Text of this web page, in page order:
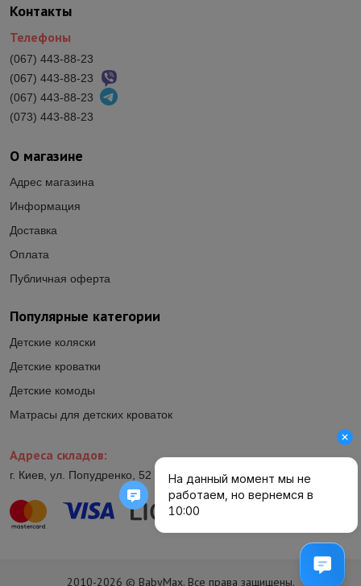
Популярные категории
Детские коляски
Детские кроватки
Детские комоды
Матрасы для детских кроваток
О магазине
Адрес магазина
Информация
Доставка
Оплата
Публичная оферта
Контакты
Телефоны
(067) 443-88-23
(067) 443-88-23
(067) 443-88-23
(073) 443-88-23
Адреса складов:
г. Киев, ул. Попудренко, 52 (ул.Гетьмана Павла Полуботка, 52)
2010-2026 © BabyMax. Все права защищены.